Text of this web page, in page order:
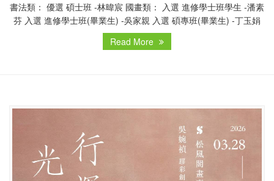
書法類： 優選 碩士班 -林暐宸 國畫類： 入選 進修學士班學生 -潘素
芬 入選 進修學士班(畢業生) -吳家親 入選 碩專班(畢業生) -丁玉娟
Read More